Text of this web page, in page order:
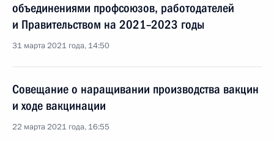
объединениями профсоюзов, работодателей
и Правительством на 2021–2023 годы
31 марта 2021 года, 14:50
Совещание о наращивании производства вакцин
и ходе вакцинации
22 марта 2021 года, 16:55